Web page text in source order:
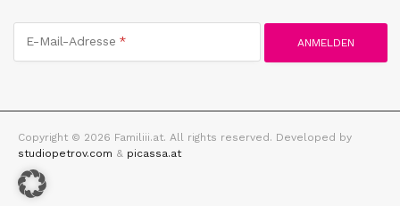
E-Mail-Adresse
Copyright © 2026 Familiii.at. All rights reserved. Developed by
studiopetrov.com & picassa.at